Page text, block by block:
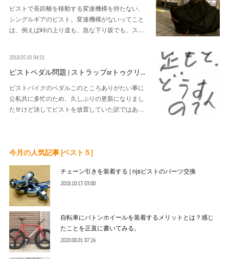
ピストで長距離を移動する変速機構を持たない、
シングルギアのピスト。変速機構がないってこと
は、例えば峠の上り道も、急な下り坂でも、ス…
2018.05.10 04:51
ピストペダル問題 | ストラップorトゥクリ…
ピストバイクのペダルこのところありがたい事に
公私共に多忙のため、久しぶりの更新になりまし
た🤘けど決してピストを放置していた訳ではあ…
今月の人気記事 [ベスト５]
チェーン引きを装着する | njsピストのパーツ交換
2018.10.13 03:00
自転車にバトンホイールを装着するメリットとは？感じ
たことを正直に書いてみる。
2020.08.01 07:26